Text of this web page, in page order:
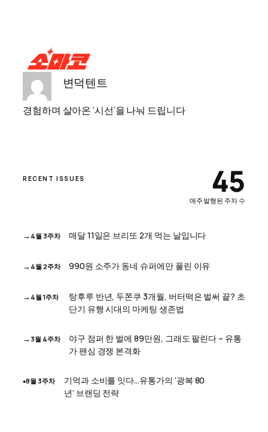
변덕텐트
경험하며 살아온 ‘시선’을 나눠 드립니다
RECENT ISSUES 45
매주 발행된 주차 수
4월 3주차 매달 11일은 브리또 2개 먹는 날입니다
4월 2주차 990원 소주가 동네 슈퍼에만 풀린 이유
4월 1주차
탕후루 반년, 두쫀쿠 3개월, 버터떡은 벌써 끝? 초
단기 유행 시대의 마케팅 생존법
3월 4주차
야구 점퍼 한 벌에 89만원, 그래도 팔린다 – 유통
가 팬심 경쟁 본격화
8월 3주차
기억과 소비를 잇다…유통가의 ‘광복 80
년’ 브랜딩 전략